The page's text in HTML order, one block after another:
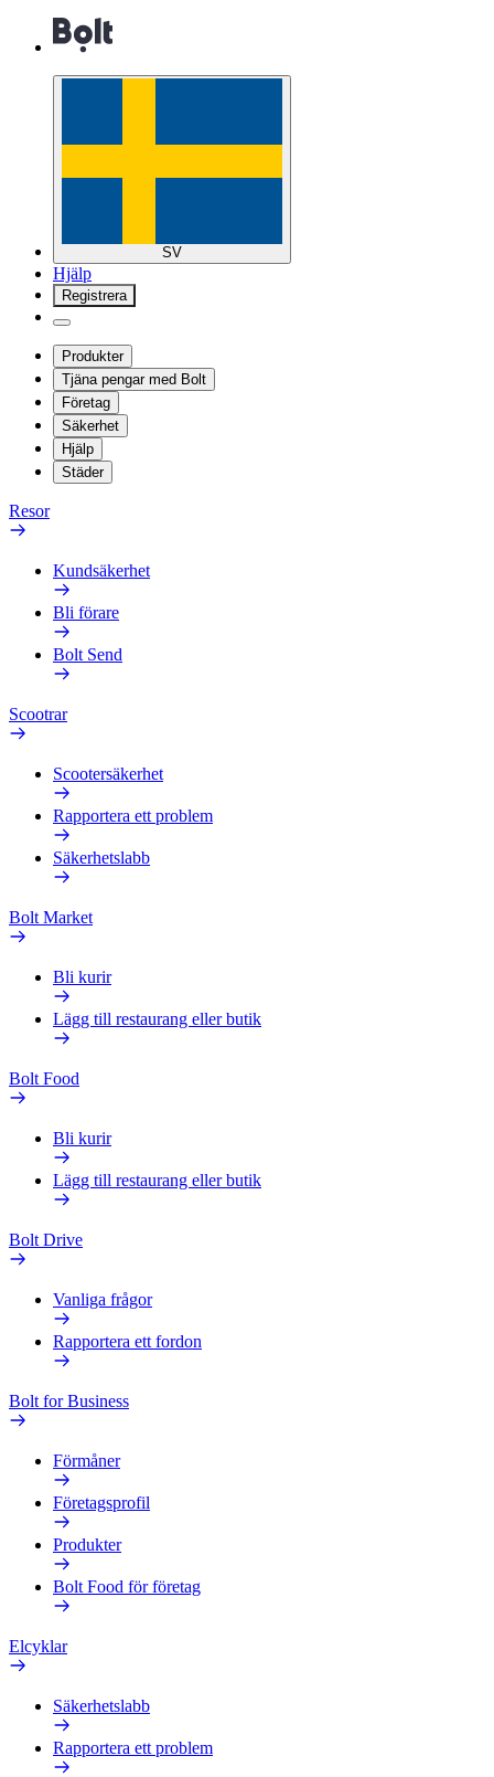
SV
Hjälp
Registrera
Produkter
Tjäna pengar med Bolt
Företag
Säkerhet
Hjälp
Städer
Resor
Kundsäkerhet
Bli förare
Bolt Send
Scootrar
Scootersäkerhet
Rapportera ett problem
Säkerhetslabb
Bolt Market
Bli kurir
Lägg till restaurang eller butik
Bolt Food
Bli kurir
Lägg till restaurang eller butik
Bolt Drive
Vanliga frågor
Rapportera ett fordon
Bolt for Business
Förmåner
Företagsprofil
Produkter
Bolt Food för företag
Elcyklar
Säkerhetslabb
Rapportera ett problem